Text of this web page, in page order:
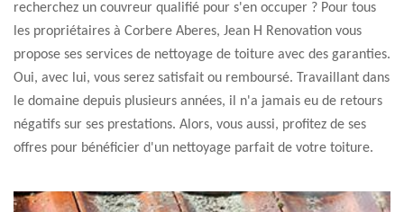
recherchez un couvreur qualifié pour s'en occuper ? Pour tous
les propriétaires à Corbere Aberes, Jean H Renovation vous
propose ses services de nettoyage de toiture avec des garanties.
Oui, avec lui, vous serez satisfait ou remboursé. Travaillant dans
le domaine depuis plusieurs années, il n'a jamais eu de retours
négatifs sur ses prestations. Alors, vous aussi, profitez de ses
offres pour bénéficier d'un nettoyage parfait de votre toiture.